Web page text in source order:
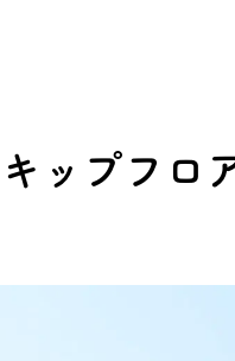
キップフ